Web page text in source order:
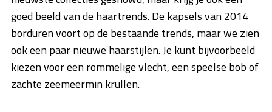
goed beeld van de haartrends. De kapsels van 2014
borduren voort op de bestaande trends, maar we zien
ook een paar nieuwe haarstijlen. Je kunt bijvoorbeeld
kiezen voor een rommelige vlecht, een speelse bob of
zachte zeemeermin krullen.